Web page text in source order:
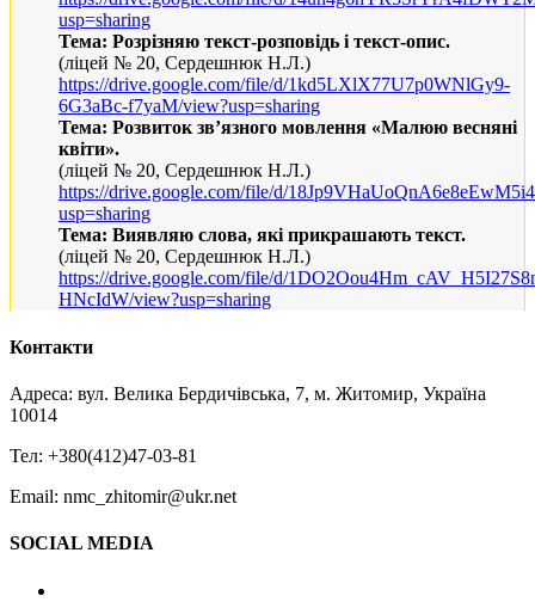
usp=sharing
Тема: Розрізняю текст-розповідь і текст-опис.
(ліцей № 20, Сердешнюк Н.Л.)
https://drive.google.com/file/d/1kd5LXlX77U7p0WNlGy9-
6G3aBc-f7yaM/view?usp=sharing
Тема: Розвиток зв’язного мовлення «Малюю весняні
квіти».
(ліцей № 20, Сердешнюк Н.Л.)
https://drive.google.com/file/d/
usp=sharing
Тема: Виявляю слова, які прикрашають текст.
(ліцей № 20, Сердешнюк Н.Л.)
https://drive.google.com/file/d/
HNcIdW/view?usp=sharing
Контакти
Адреса: вул. Велика Бердичівська, 7, м. Житомир, Україна
10014
Тел: +380(412)47-03-81
Email: nmc_zhitomir@ukr.net
SOCIAL MEDIA